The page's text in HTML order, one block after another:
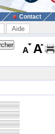
Contact
Aide